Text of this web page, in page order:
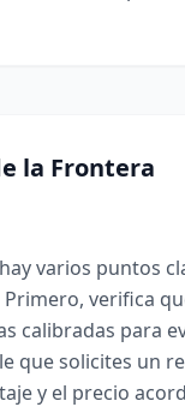
la Frontera
varios puntos
verifica
calibradas para
que solicites un
y el precio